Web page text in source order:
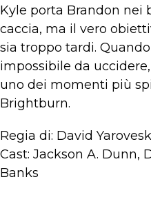
Kyle porta Brandon nei
caccia, ma il vero
sia troppo tardi.
impossibile da
uno dei momenti più
Brightburn.
Regia di: David
Cast: Jackson A. Dunn,
Banks